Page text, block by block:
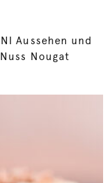
Aussehen und
Nougat